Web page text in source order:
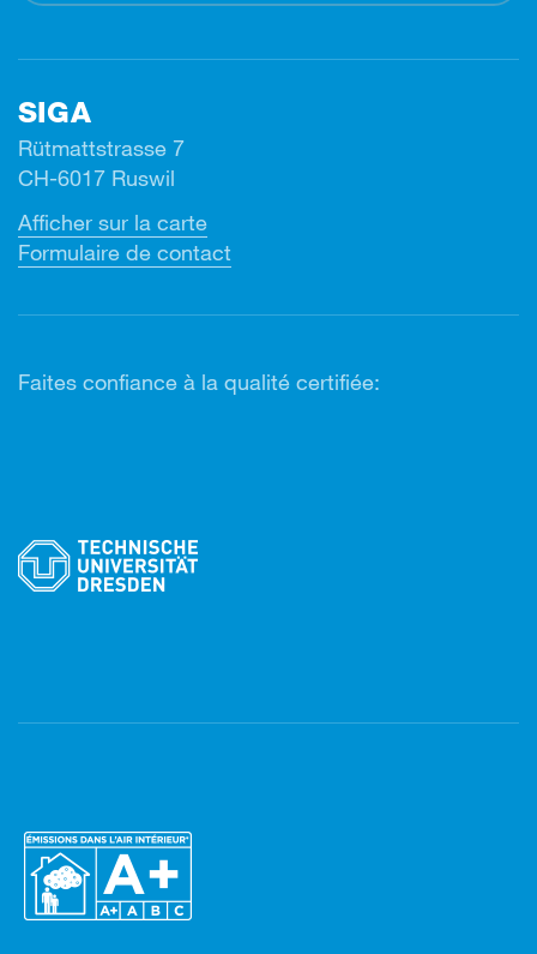
SIGA
Rütmattstrasse 7
CH-6017 Ruswil
Afficher sur la carte
Formulaire de contact
Faites confiance à la qualité certifiée: